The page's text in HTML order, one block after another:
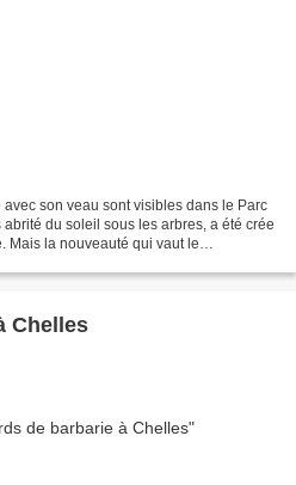
son veau sont visibles dans le Parc
du soleil sous les arbres, a été crée
Mais la nouveauté qui vaut le
Chelles